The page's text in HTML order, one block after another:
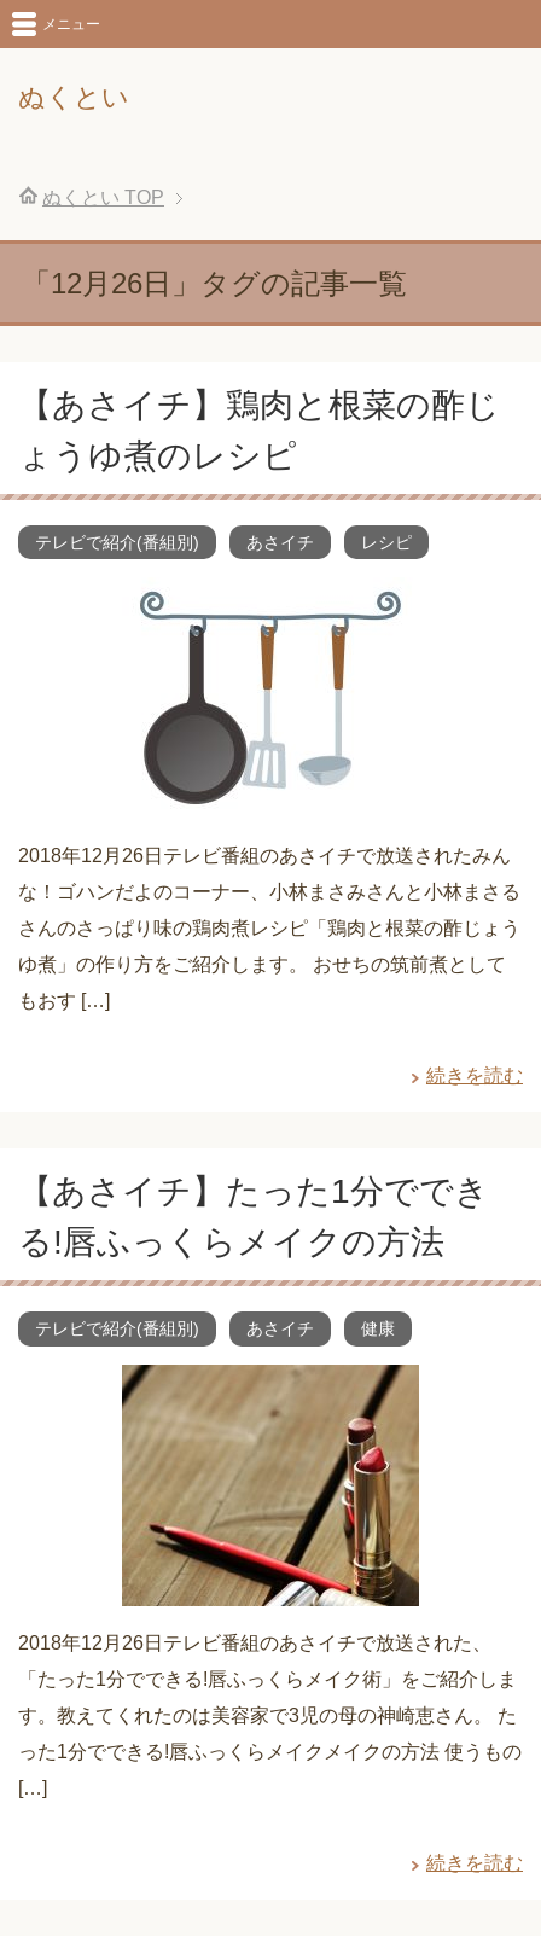
ぬくとい
メニュー
ぬくとい TOP
「12月26日」タグの記事一覧
【あさイチ】鶏肉と根菜の酢じ
ょうゆ煮のレシピ
テレビで紹介(番組別) あさイチ レシピ
2018年12月26日テレビ番組のあさイチで放送されたみん
な！ゴハンだよのコーナー、小林まさみさんと小林まさる
さんのさっぱり味の鶏肉煮レシピ「鶏肉と根菜の酢じょう
ゆ煮」の作り方をご紹介します。 おせちの筑前煮として
もおす […]
続きを読む
【あさイチ】たった1分ででき
る!唇ふっくらメイクの方法
テレビで紹介(番組別) あさイチ 健康
2018年12月26日テレビ番組のあさイチで放送された、
「たった1分でできる!唇ふっくらメイク術」をご紹介しま
す。教えてくれたのは美容家で3児の母の神崎恵さん。 た
った1分でできる!唇ふっくらメイクメイクの方法 使うもの
[…]
続きを読む